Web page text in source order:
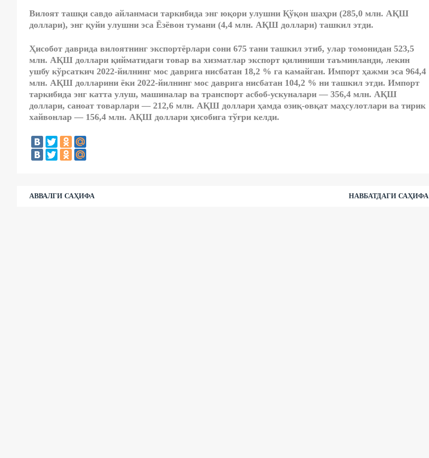
Вилоят ташқи савдо айланмаси таркибида энг юқори улушни Қўқон шаҳри (285,0 млн. АҚШ
доллари), энг қуйи улушни эса Ёзёвон тумани (4,4 млн. АҚШ доллари) ташкил этди.
Ҳисобот даврида вилоятнинг экспортёрлари сони 675 тани ташкил этиб, улар томонидан 523,5
млн. АҚШ доллари қийматидаги товар ва хизматлар экспорт қилиниши таъминланди, лекин
ушбу кўрсаткич 2022-йилнинг мос даврига нисбатан 18,2 % га камайган. Импорт ҳажми эса 964,4
млн. АҚШ долларини ёки 2022-йилнинг мос даврига нисбатан 104,2 % ни ташкил этди. Импорт
таркибида энг катта улуш, машиналар ва транспорт асбоб-ускуналари — 356,4 млн. АҚШ
доллари, саноат товарлари — 212,6 млн. АҚШ доллари ҳамда озиқ-овқат маҳсулотлари ва тирик
хайвонлар — 156,4 млн. АҚШ доллари ҳисобига тўғри келди.
АВВАЛГИ САҲИФА НАВБАТДАГИ САҲИФА